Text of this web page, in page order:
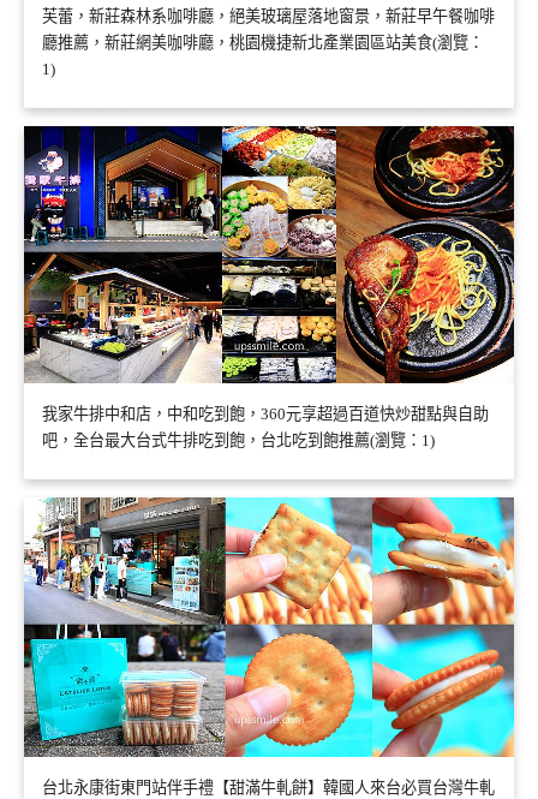
芙蕾，新莊森林系咖啡廳，絕美玻璃屋落地窗景，新莊早午餐咖啡
廳推薦，新莊網美咖啡廳，桃園機捷新北產業園區站美食(瀏覽：
1)
我家牛排中和店，中和吃到飽，360元享超過百道快炒甜點與自助
吧，全台最大台式牛排吃到飽，台北吃到飽推薦(瀏覽：1)
台北永康街東門站伴手禮【甜滿牛軋餅】韓國人來台必買台灣牛軋